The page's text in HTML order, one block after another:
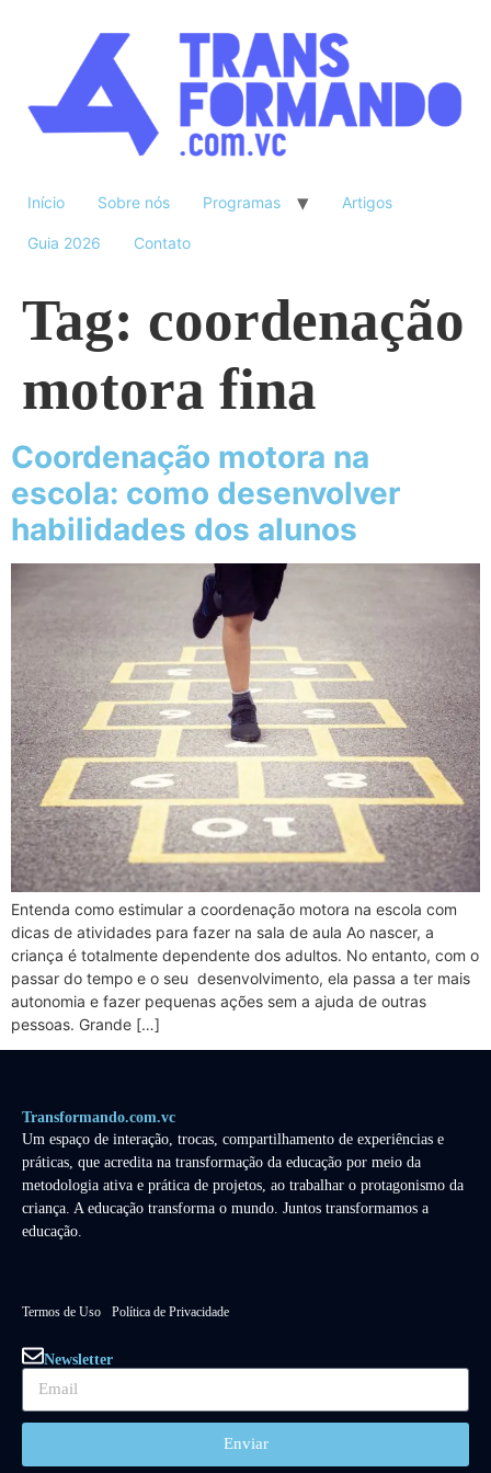
Início Sobre nós Programas Artigos
Guia 2026 Contato
Tag: coordenação
motora fina
Coordenação motora na
escola: como desenvolver
habilidades dos alunos
Entenda como estimular a coordenação motora na escola com
dicas de atividades para fazer na sala de aula Ao nascer, a
criança é totalmente dependente dos adultos. No entanto, com o
passar do tempo e o seu desenvolvimento, ela passa a ter mais
autonomia e fazer pequenas ações sem a ajuda de outras
pessoas. Grande […]
Transformando.com.vc
Um espaço de interação, trocas, compartilhamento de experiências e
práticas, que acredita na transformação da educação por meio da
metodologia ativa e prática de projetos, ao trabalhar o protagonismo da
criança. A educação transforma o mundo. Juntos transformamos a
educação.
Termos de Uso Política de Privacidade
Newsletter
Enviar